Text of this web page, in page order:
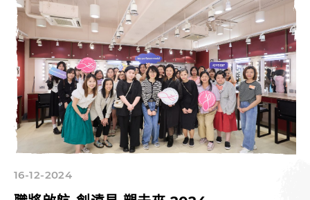
16-12-2024